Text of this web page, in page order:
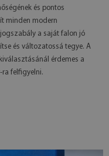
és pontos
minden modern
a saját falon jó
és változatossá tegye. A
érdemes a
ra felfigyelni.